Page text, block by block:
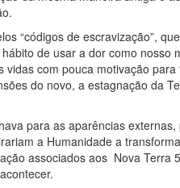
“códigos de escravização”,
de usar a dor como
com pouca motivação
do novo, a estagnação da
para as aparências
a Humanidade a
associados aos Nova